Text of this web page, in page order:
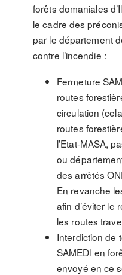
forêts domaniales
le cadre des
par le département
contre l’incendie :
Fermeture
routes
circulation
routes
l’Etat-MASA,
ou
des arrêtés
En revanche
afin d’éviter le
les routes
Interdiction de
SAMEDI en
envoyé en ce